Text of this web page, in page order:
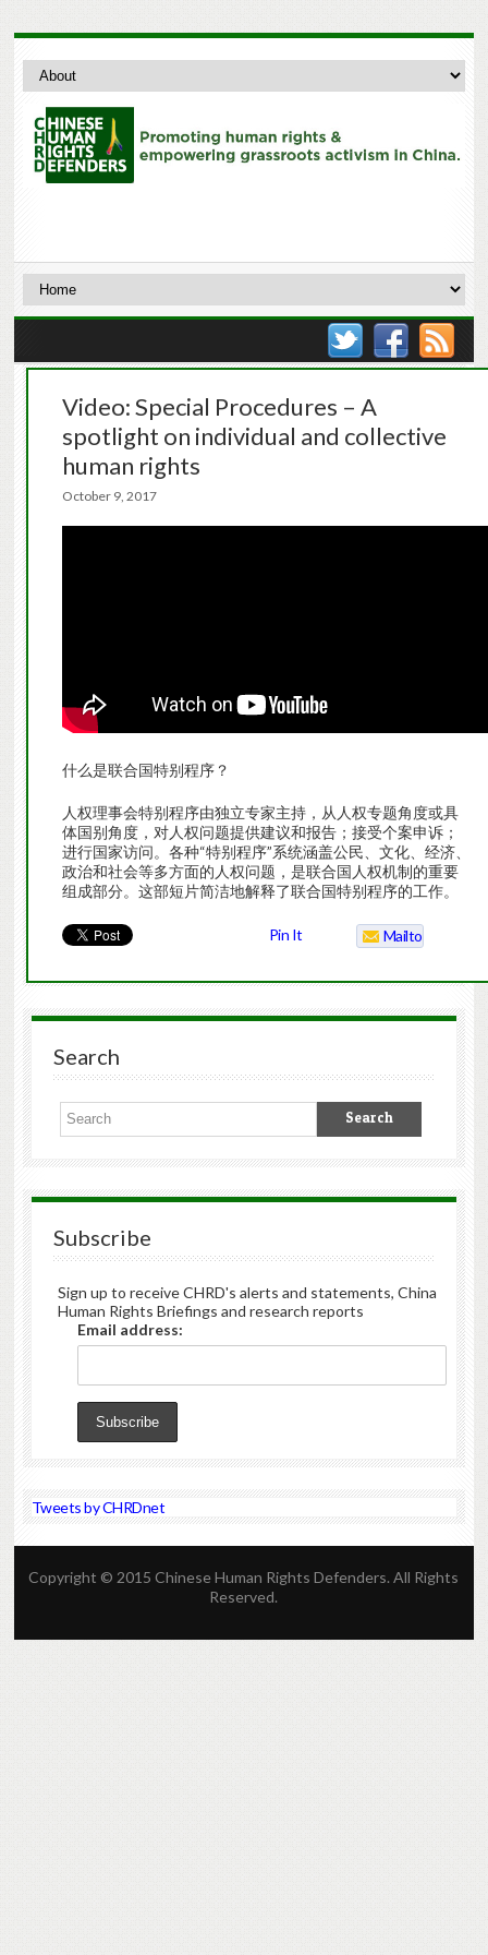
Video: Special Procedures – A
spotlight on individual and collective
human rights
October 9, 2017
什么是联合国特别程序？
人权理事会特别程序由独立专家主持，从人权专题角度或具
体国别角度，对人权问题提供建议和报告；接受个案申诉；
进行国家访问。各种“特别程序”系统涵盖公民、文化、经济、
政治和社会等多方面的人权问题，是联合国人权机制的重要
组成部分。这部短片简洁地解释了联合国特别程序的工作。
Pin It Mailto
Search
Subscribe
Sign up to receive CHRD's alerts and statements, China
Human Rights Briefings and research reports
Email address:
Tweets by CHRDnet
Copyright © 2015 Chinese Human Rights Defenders. All Rights
Reserved.